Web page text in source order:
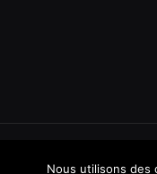
©
Nous utilisons des